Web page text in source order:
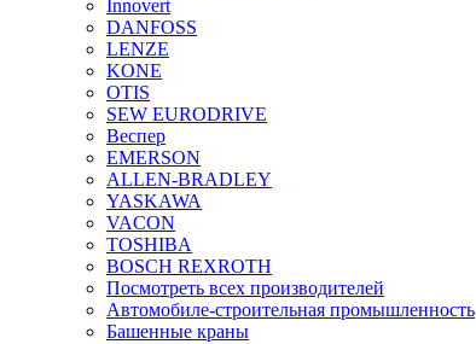
Innovert
DANFOSS
LENZE
KONE
OTIS
SEW EURODRIVE
Веспер
EMERSON
ALLEN-BRADLEY
YASKAWA
VACON
TOSHIBA
BOSCH REXROTH
Посмотреть всех производителей
Автомобиле-строительная промышленность
Башенные краны